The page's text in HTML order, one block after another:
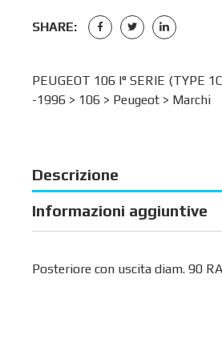
SHARE:
PEUGEOT 106 I° SERIE (TYPE
-1996 > 106 > Peugeot > Marchi
Descrizione
Informazioni aggiuntive
Posteriore con uscita diam. 90